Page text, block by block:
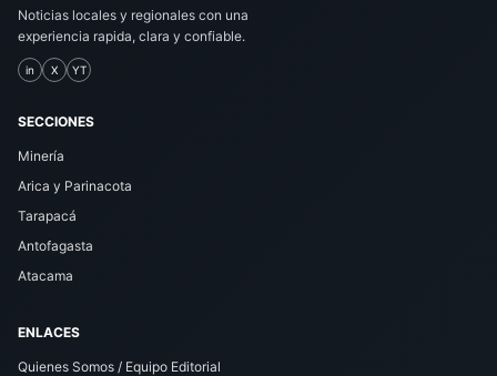
Noticias locales y regionales con una
experiencia rapida, clara y confiable.
in X YT
SECCIONES
Minería
Arica y Parinacota
Tarapacá
Antofagasta
Atacama
ENLACES
Quienes Somos / Equipo Editorial